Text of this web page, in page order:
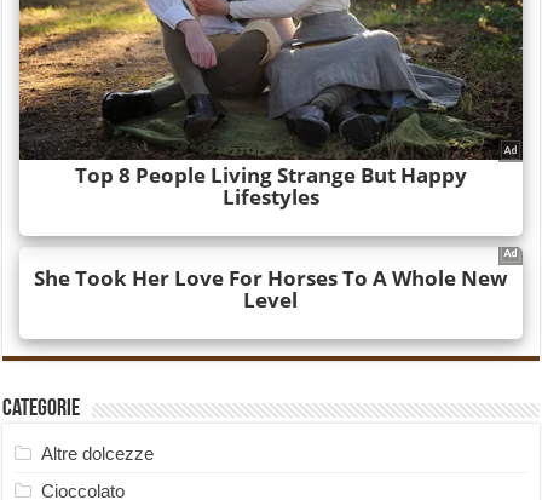
Categorie
Altre dolcezze
Cioccolato